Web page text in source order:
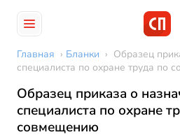
Главная › Бланки › Образец
специалиста по охране труда по
Образец приказа о
специалиста по охране
совмещению